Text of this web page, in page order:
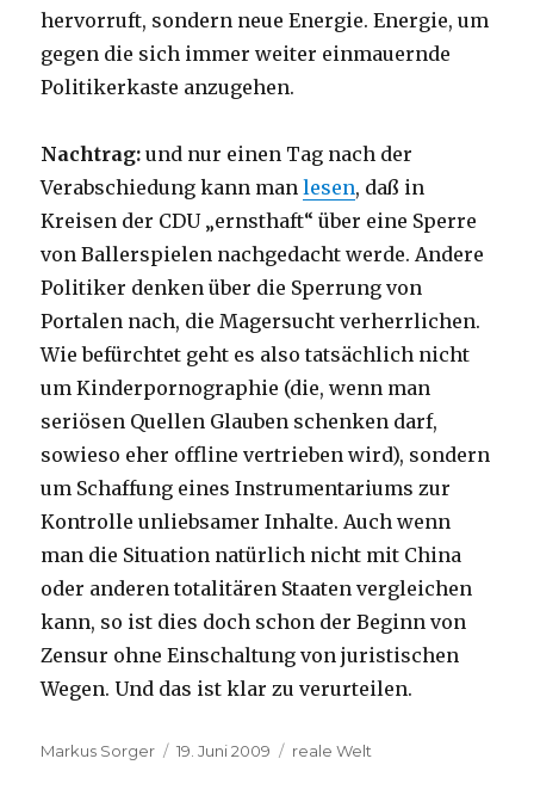
hervorruft, sondern neue Energie. Energie, um
gegen die sich immer weiter einmauernde
Politikerkaste anzugehen.
Nachtrag: und nur einen Tag nach der
Verabschiedung kann manlesen, daß in
Kreisen der CDU „ernsthaft“ über eine Sperre
von Ballerspielen nachgedacht werde. Andere
Politiker denken über die Sperrung von
Portalen nach, die Magersucht verherrlichen.
Wie befürchtet geht es also tatsächlich nicht
um Kinderpornographie (die, wenn man
seriösen Quellen Glauben schenken darf,
sowieso eher offline vertrieben wird), sondern
um Schaffung eines Instrumentariums zur
Kontrolle unliebsamer Inhalte. Auch wenn
man die Situation natürlich nicht mit China
oder anderen totalitären Staaten vergleichen
kann, so ist dies doch schon der Beginn von
Zensur ohne Einschaltung von juristischen
Wegen. Und das ist klar zu verurteilen.
Autor
Markus Sorger
Veröffentlicht
19. Juni 2009 Kategorien
reale Welt